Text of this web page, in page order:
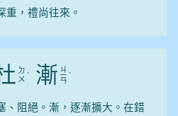
重，禮尚往來。
ㄉ
ㄨ ˋ 漸 ㄐ
ㄧ
ㄢ
ˋ
、阻絕。漸，逐漸擴大。在錯